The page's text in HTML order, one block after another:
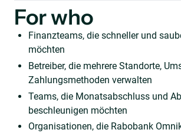
For who
Finanzteams, die schneller und
möchten
Betreiber, die mehrere Standorte,
Zahlungsmethoden verwalten
Teams, die Monatsabschluss und
beschleunigen möchten
Organisationen, die Rabobank